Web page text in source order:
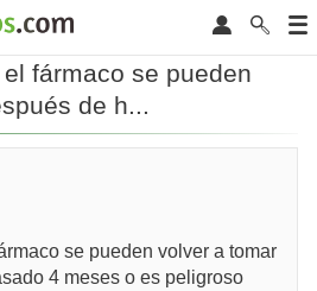
fármaco se pueden
de h...
se pueden volver a tomar
4 meses o es peligroso